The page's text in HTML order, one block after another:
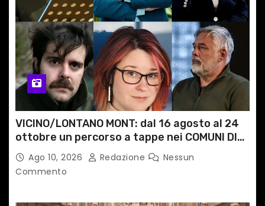
VICINO/LONTANO MONT: dal 16 agosto al 24
ottobre un percorso a tappe nei COMUNI DI
MONTAGNA DEL FVG
Ago 10, 2026 Redazione
Nessun
Commento